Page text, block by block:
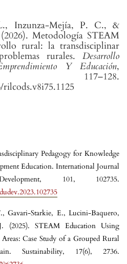
Inzunza-Mejía, P. C., &
Metodología STEAM
rural: la transdisciplinar
rurales. Desarrollo
Y Educación,
Pedagogy for Knowledge
Education. International Journal
101, 102735.
Gavari-Starkie, E., Lucini-Baquero,
(2025). STEAM Education Using
Case Study of a Grouped Rural
Sustainability, 17(6), 2736.